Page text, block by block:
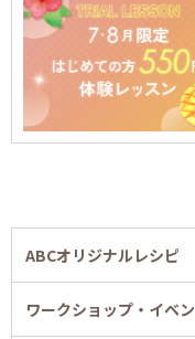
ABCオリジナルレシピ
ワークショップ・イベ